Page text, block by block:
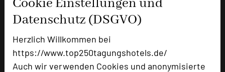
Datenschutz (DSGVO)
Herzlich Willkommen bei
https://www.top250tagungshotels.de/
Auch wir verwenden Cookies und anonymisierte